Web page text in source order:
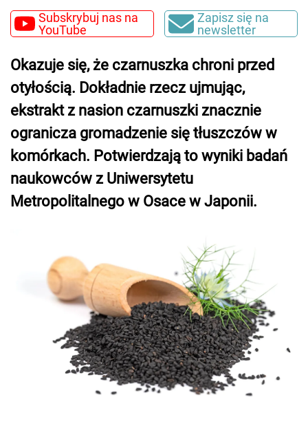
Subskrybuj nas na
YouTube
Zapisz się na
newsletter
Okazuje się, że czarnuszka chroni przed
otyłością. Dokładnie rzecz ujmując,
ekstrakt z nasion czarnuszki znacznie
ogranicza gromadzenie się tłuszczów w
komórkach. Potwierdzają to wyniki badań
naukowców z Uniwersytetu
Metropolitalnego w Osace w Japonii.